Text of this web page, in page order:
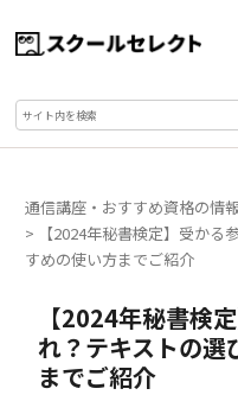
通信講座・おすすめ資格の情
>
【2024年秘書検定】受か
すめの使い方までご紹介
【2024年秘書検
れ？テキストの選
までご紹介